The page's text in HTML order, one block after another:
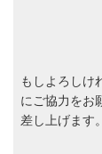
もしよろしけ
にご協力をお
差し上げます。